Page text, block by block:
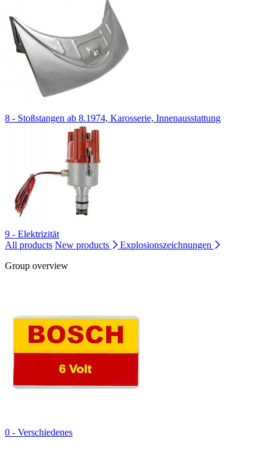
8 - Stoßstangen ab 8.1974, Karosserie, Innenausstattung
9 - Elektrizität
All products New products
Explosionszeichnungen
Group overview
0 - Verschiedenes